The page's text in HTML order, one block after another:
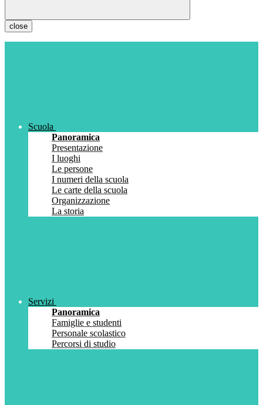
close
Scuola
Panoramica
Presentazione
I luoghi
Le persone
I numeri della scuola
Le carte della scuola
Organizzazione
La storia
Servizi
Panoramica
Famiglie e studenti
Personale scolastico
Percorsi di studio